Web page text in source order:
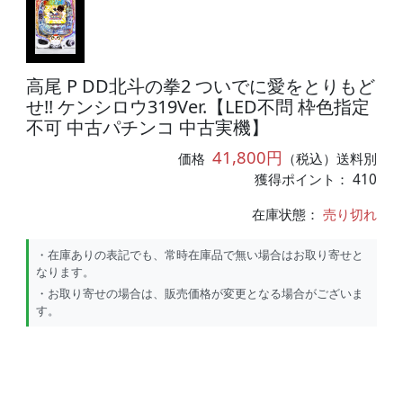
高尾 P DD北斗の拳2 ついでに愛をとりもど
せ!! ケンシロウ319Ver.【LED不問 枠色指定
不可 中古パチンコ 中古実機】
価格41,800円 （税込）送料別
獲得ポイント： 410
在庫状態：売り切れ
・在庫ありの表記でも、常時在庫品で無い場合はお取り寄せと
なります。
・お取り寄せの場合は、販売価格が変更となる場合がございま
す。